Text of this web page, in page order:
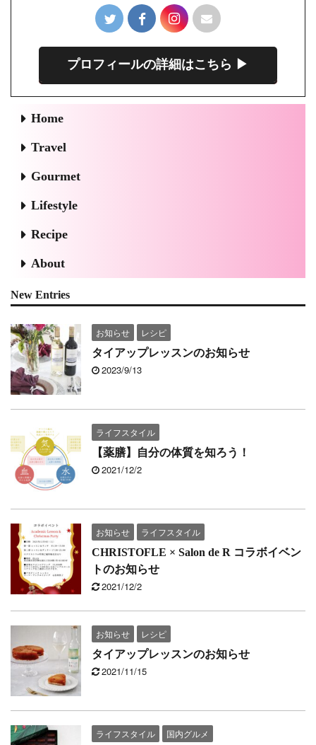
プロフィールの詳細はこちら ▶︎
Home
Travel
Gourmet
Lifestyle
Recipe
About
New Entries
お知らせ
レシピ
タイアップレッスンのお知らせ
2023/9/13
ライフスタイル
【薬膳】自分の体質を知ろう！
2021/12/2
お知らせ
ライフスタイル
CHRISTOFLE × Salon de R コラボイベン
トのお知らせ
2021/12/2
お知らせ
レシピ
タイアップレッスンのお知らせ
2021/11/15
ライフスタイル
国内グルメ